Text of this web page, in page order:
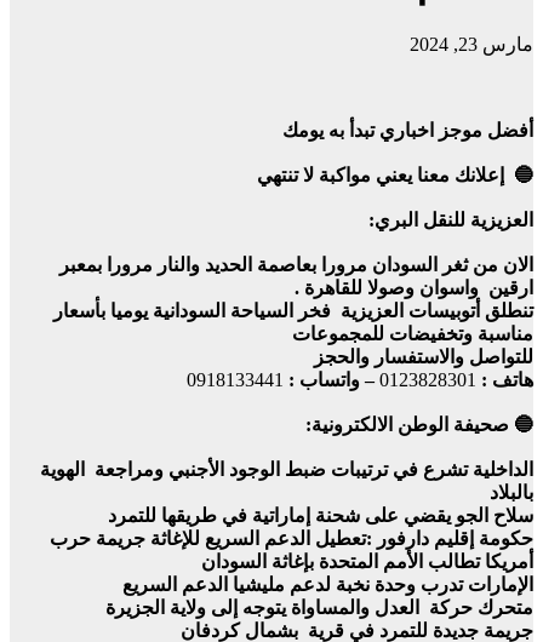
مارس 23, 2024
أفضل موجز اخباري تبدأ به يومك
🔵 إعلانك معنا يعني مواكبة لا تنتهي
العزيزية للنقل البري:
الان من ثغر السودان مرورا بعاصمة الحديد والنار مرورا بمعبر
ارقين واسوان وصولا للقاهرة .
تنطلق أتوبيسات العزيزية فخر السياحة السودانية يوميا بأسعار
مناسبة وتخفيضات للمجموعات
للتواصل والاستفسار والحجز
هاتف : 0123828301– واتساب : 0918133441
🔵 صحيفة الوطن الالكترونية:
الداخلية تشرع في ترتيبات ضبط الوجود الأجنبي ومراجعة الهوية
بالبلاد
سلاح الجو يقضي على شحنة إماراتية في طريقها للتمرد
حكومة إقليم دارفور :تعطيل الدعم السريع للإغاثة جريمة حرب
أمريكا تطالب الأمم المتحدة بإغاثة السودان
الإمارات تدرب وحدة نخبة لدعم مليشيا الدعم السريع
متحرك حركة العدل والمساواة يتوجه إلى ولاية الجزيرة
جريمة جديدة للتمرد في قرية بشمال كردفان